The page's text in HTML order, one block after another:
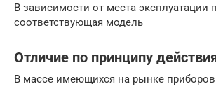
В зависимости от места эксплуатации
соответствующая модель
Отличие по принципу
В массе имеющихся на рынке приборов